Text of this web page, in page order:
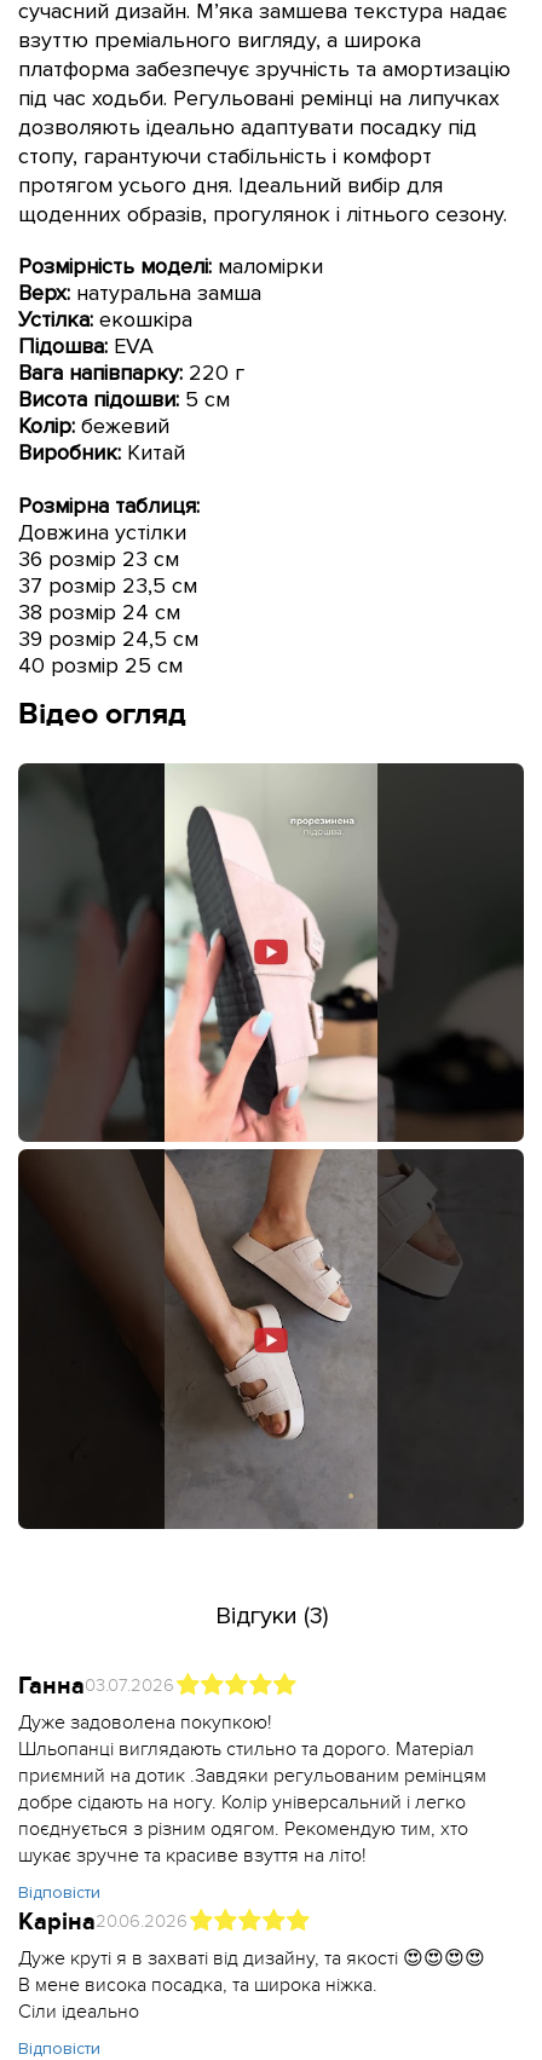
сучасний дизайн. М’яка замшева текстура надає
взуттю преміального вигляду, а широка
платформа забезпечує зручність та амортизацію
під час ходьби. Регульовані ремінці на липучках
дозволяють ідеально адаптувати посадку під
стопу, гарантуючи стабільність і комфорт
протягом усього дня. Ідеальний вибір для
щоденних образів, прогулянок і літнього сезону.
Розмірність моделі: маломірки
Верх: натуральна замша
Устілка: екошкіра
Підошва: EVA
Вага напівпарку: 220 г
Висота підошви: 5 см
Колір: бежевий
Виробник: Китай
Розмірна таблиця:
Довжина устілки
36 розмір 23 см
37 розмір 23,5 см
38 розмір 24 см
39 розмір 24,5 см
40 розмір 25 см
Відео огляд
Відгуки (3)
Ганна03.07.2026
Дуже задоволена покупкою!
Шльопанці виглядають стильно та дорого. Матеріал
приємний на дотик .Завдяки регульованим ремінцям
добре сідають на ногу. Колір універсальний і легко
поєднується з різним одягом. Рекомендую тим, хто
шукає зручне та красиве взуття на літо!
Відповісти
Каріна20.06.2026
Дуже круті я в захваті від дизайну, та якості 😍😍😍😍
В мене висока посадка, та широка ніжка.
Сіли ідеально
Відповісти